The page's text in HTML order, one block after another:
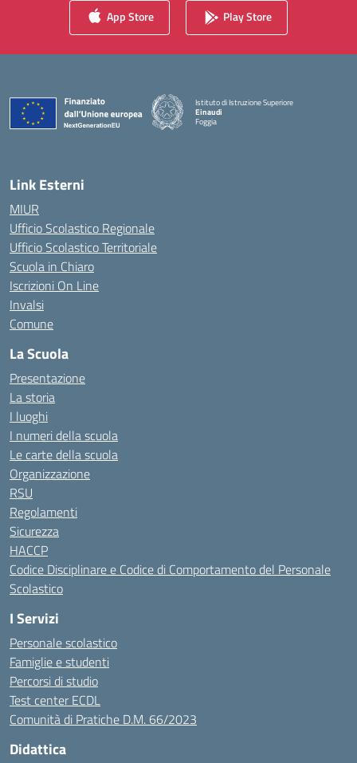
App Store Play Store
Istituto di Istruzione Superiore
Einaudi
Foggia
— Visita la pagina iniziale della scuola
Link Esterni
MIUR
Ufficio Scolastico Regionale
Ufficio Scolastico Territoriale
Scuola in Chiaro
Iscrizioni On Line
Invalsi
Comune
La Scuola
Presentazione
La storia
I luoghi
I numeri della scuola
Le carte della scuola
Organizzazione
RSU
Regolamenti
Sicurezza
HACCP
Codice Disciplinare e Codice di Comportamento del Personale
Scolastico
I Servizi
Personale scolastico
Famiglie e studenti
Percorsi di studio
Test center ECDL
Comunità di Pratiche D.M. 66/2023
Didattica